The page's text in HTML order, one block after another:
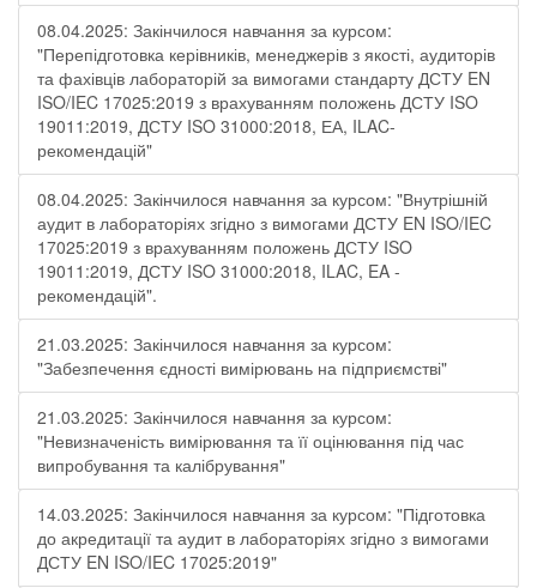
08.04.2025: Закінчилося навчання за курсом:
"Перепідготовка керівників, менеджерів з якості, аудиторів
та фахівців лабораторій за вимогами стандарту ДСТУ EN
ISO/IEC 17025:2019 з врахуванням положень ДСТУ ISO
19011:2019, ДСТУ ISO 31000:2018, ЕА, ILAC-
рекомендацій"
08.04.2025: Закінчилося навчання за курсом: "Внутрішній
аудит в лабораторіях згідно з вимогами ДСТУ EN ISO/IEC
17025:2019 з врахуванням положень ДСТУ ISO
19011:2019, ДСТУ ISO 31000:2018, ILAC, EA -
рекомендацій".
21.03.2025: Закінчилося навчання за курсом:
"Забезпечення єдності вимірювань на підприємстві"
21.03.2025: Закінчилося навчання за курсом:
"Невизначеність вимірювання та її оцінювання під час
випробування та калібрування"
14.03.2025: Закінчилося навчання за курсом: "Підготовка
до акредитації та аудит в лабораторіях згідно з вимогами
ДСТУ EN ISO/IEC 17025:2019"